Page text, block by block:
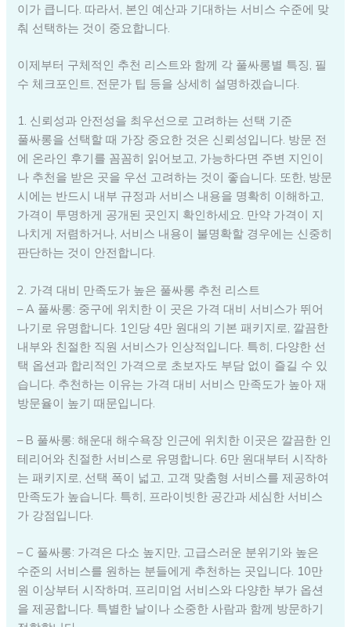
이가 큽니다. 따라서, 본인 예산과 기대하는 서비스 수준에 맞
춰 선택하는 것이 중요합니다.
이제부터 구체적인 추천 리스트와 함께 각 풀싸롱별 특징, 필
수 체크포인트, 전문가 팁 등을 상세히 설명하겠습니다.
1. 신뢰성과 안전성을 최우선으로 고려하는 선택 기준
풀싸롱을 선택할 때 가장 중요한 것은 신뢰성입니다. 방문 전
에 온라인 후기를 꼼꼼히 읽어보고, 가능하다면 주변 지인이
나 추천을 받은 곳을 우선 고려하는 것이 좋습니다. 또한, 방문
시에는 반드시 내부 규정과 서비스 내용을 명확히 이해하고,
가격이 투명하게 공개된 곳인지 확인하세요. 만약 가격이 지
나치게 저렴하거나, 서비스 내용이 불명확할 경우에는 신중히
판단하는 것이 안전합니다.
2. 가격 대비 만족도가 높은 풀싸롱 추천 리스트
– A 풀싸롱: 중구에 위치한 이 곳은 가격 대비 서비스가 뛰어
나기로 유명합니다. 1인당 4만 원대의 기본 패키지로, 깔끔한
내부와 친절한 직원 서비스가 인상적입니다. 특히, 다양한 선
택 옵션과 합리적인 가격으로 초보자도 부담 없이 즐길 수 있
습니다. 추천하는 이유는 가격 대비 서비스 만족도가 높아 재
방문율이 높기 때문입니다.
– B 풀싸롱: 해운대 해수욕장 인근에 위치한 이곳은 깔끔한 인
테리어와 친절한 서비스로 유명합니다. 6만 원대부터 시작하
는 패키지로, 선택 폭이 넓고, 고객 맞춤형 서비스를 제공하여
만족도가 높습니다. 특히, 프라이빗한 공간과 세심한 서비스
가 강점입니다.
– C 풀싸롱: 가격은 다소 높지만, 고급스러운 분위기와 높은
수준의 서비스를 원하는 분들에게 추천하는 곳입니다. 10만
원 이상부터 시작하며, 프리미엄 서비스와 다양한 부가 옵션
을 제공합니다. 특별한 날이나 소중한 사람과 함께 방문하기